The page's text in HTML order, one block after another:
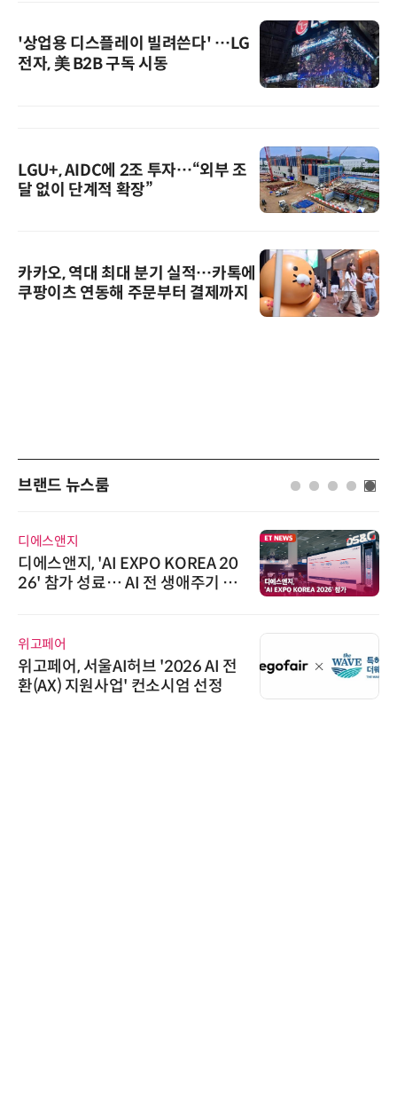
'상업용 디스플레이 빌려쓴다' …LG
전자, 美 B2B 구독 시동
LGU+, AIDC에 2조 투자…“외부 조
달 없이 단계적 확장”
카카오, 역대 최대 분기 실적…카톡에
쿠팡이츠 연동해 주문부터 결제까지
브랜드 뉴스룸
지
앤지, 'AI EXPO KOREA 20
가 성료… AI 전 생애주기 아
어, 서울AI허브 '2026 AI 전
지원사업' 컨소시엄 선정
AIPD
“특허
'AX' 시
AI IP
로옴,